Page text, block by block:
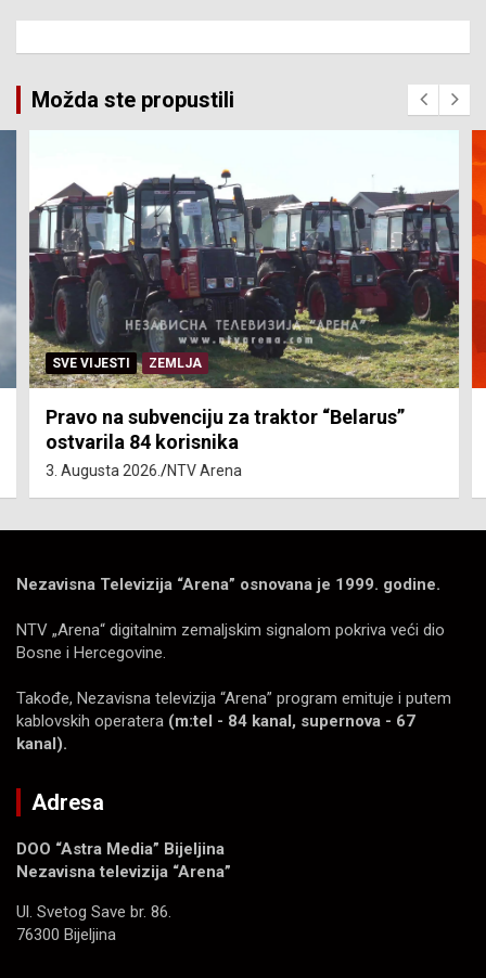
Možda ste propustili
SVE VIJESTI ZEMLJA
Pravo na subvenciju za traktor “Belarus”
ostvarila 84 korisnika
3. Augusta 2026. NTV Arena
Nezavisna Televizija “Arena” osnovana je 1999. godine.
NTV „Arena“ digitalnim zemaljskim signalom pokriva veći dio
Bosne i Hercegovine.
Takođe, Nezavisna televizija “Arena” program emituje i putem
kablovskih operatera (m:tel - 84 kanal, supernova - 67
kanal).
Adresa
DOO “Astra Media” Bijeljina
Nezavisna televizija “Arena”
Ul. Svetog Save br. 86.
76300 Bijeljina